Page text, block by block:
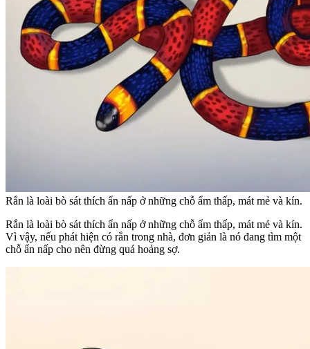
Rắn là loài bò sát thích ẩn nấp ở những chỗ ẩm thấp, mát mẻ và kín.
Rắn là loài bò sát thích ẩn nấp ở những chỗ ẩm thấp, mát mẻ và kín.
Vì vậy, nếu phát hiện có rắn trong nhà, đơn giản là nó đang tìm một
chỗ ẩn nấp cho nên đừng quá hoảng sợ.